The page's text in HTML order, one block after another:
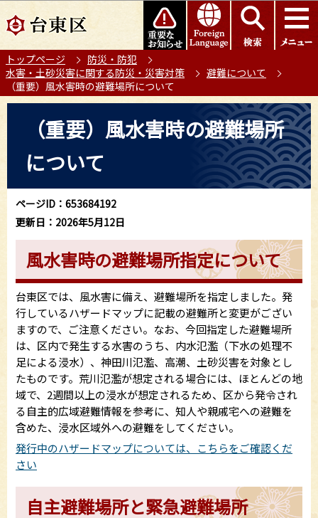
の
ー
ジ
の
このページの本文へ移動
トップページ
防災・防犯
水害・土砂災害に関する防災・災害対策
避難について
（重要）風水害時の避難場所について
ら
（重要）風水害時の避難場所
について
ページID：653684192
更新日：2026年5月12日
風水害時の避難場所指定について
台東区では、風水害に備え、避難場所を指定しました。発
行しているハザードマップに記載の避難所と変更がござい
ますので、ご注意ください。なお、今回指定した避難場所
は、区内で発生する水害のうち、内水氾濫（下水の処理不
足による浸水）、神田川氾濫、高潮、土砂災害を対象とし
たものです。荒川氾濫が想定される場合には、ほとんどの地
域で、2週間以上の浸水が想定されるため、区から発令され
る自主的広域避難情報を参考に、知人や親戚宅への避難を
含めた、浸水区域外への避難をしてください。
発行中のハザードマップについては、こちらをご確認くだ
さい
自主避難場所と緊急避難場所